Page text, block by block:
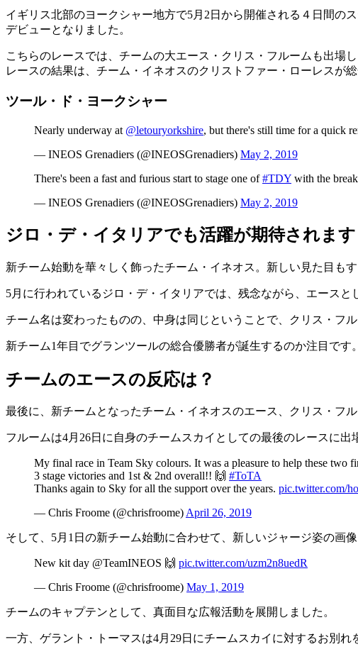
イギリス北部のヨークシャー地方で5月2日から開催される４日間の
デビューとなりました。
こちらのレースでは、チームの大エース・クリス・フルームも出場
レースの結果は、チーム・イネオスのクリストファー・ローレスが
ツール・ド・ヨークシャー
Nearly underway at @letouryorkshire, but there's still time for a quick
— INEOS Grenadiers (@INEOSGrenadiers) May 2, 2019
There's been a fast and furious start to stage one of#TDY with the
— INEOS Grenadiers (@INEOSGrenadiers) May 2, 2019
ジロ・デ・イタリアでも活躍が期待されます
新チーム始動を華々しく飾ったチーム・イネオス。新しい見た目も
5月に行われているジロ・デ・イタリアでは、残念ながら、エース
チーム名は変わったものの、中身は同じということで、クリス・フ
新チーム1年目でグランツールの総合優勝者が誕生するのか注目です。
チームのエースの反応は？
最後に、新チームとなったチーム・イネオスのエース、クリス・フ
フルームは4月26日に自身のチームスカイとしての最後のレースに出
My final race in Team Sky colours. It was a pleasure to help these two
3 stage victories and 1st & 2nd overall!! 🙌 #ToTA
Thanks again to Sky for all the support over the years. pic.twitter.com/
— Chris Froome (@chrisfroome)April 26, 2019
そして、5月1日の新チーム始動に合わせて、新しいジャージ姿の画
New kit day @TeamINEOS 🙌 pic.twitter.com/uzm2n8uedR
— Chris Froome (@chrisfroome) May 1, 2019
チームのキャプテンとして、真面目な広報活動を展開しました。
一方、ゲラント・トーマスは4月29日にチームスカイに対するお別れ